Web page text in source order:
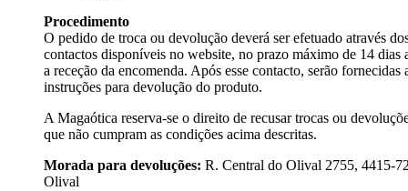
Procedimento
O pedido de troca ou devolução deverá ser efetuado através
contactos disponíveis no website, no prazo máximo de 14 dias
a receção da encomenda. Após esse contacto, serão fornecidas
instruções para devolução do produto.
A Magaótica reserva-se o direito de recusar trocas ou
que não cumpram as condições acima descritas.
Morada para devoluções: R. Central do Olival 2755, 4415-
Olival